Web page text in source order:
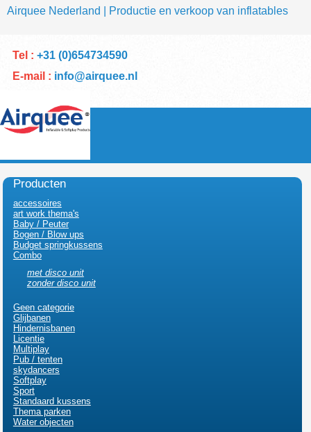
Tel : +31 (0)654734590
E-mail : info@airquee.nl
Airquee Nederland | Productie en verkoop van inflatables
Producten
accessoires
art work thema's
Baby / Peuter
Bogen / Blow ups
Budget springkussens
Combo
met disco unit
zonder disco unit
Geen categorie
Glijbanen
Hindernisbanen
Licentie
Multiplay
Pub / tenten
skydancers
Softplay
Sport
Standaard kussens
Thema parken
Water objecten